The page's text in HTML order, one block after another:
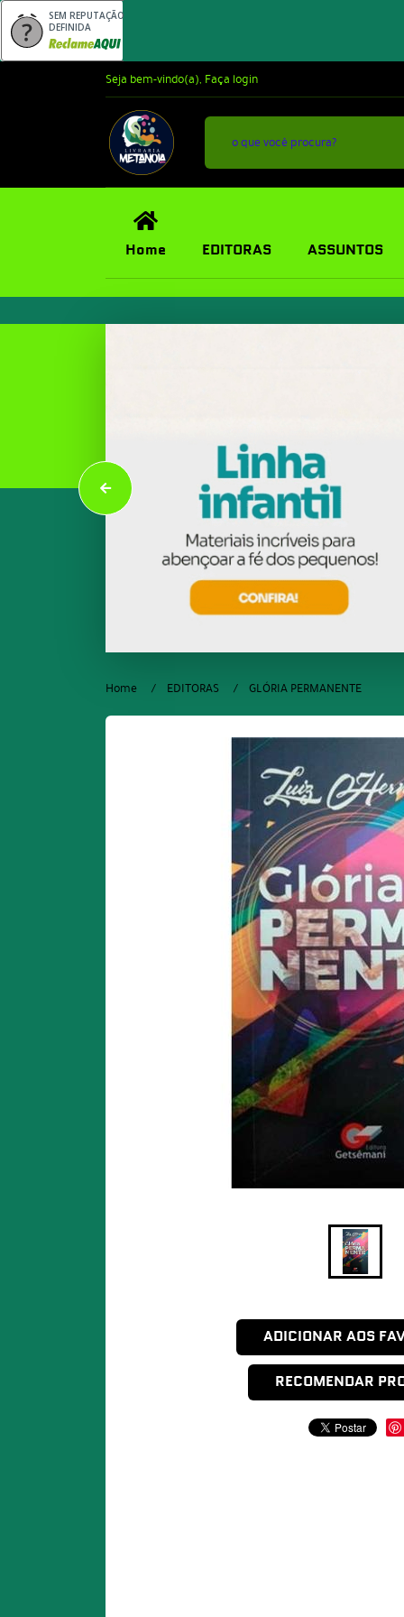
SEM REPUTAÇÃO
DEFINIDA
Seja bem-vindo(a), Faça login
Home EDITORAS ASSUNTOS
Home EDITORAS GLÓRIA PERMANENTE
ADICIONAR AOS
RECOMENDAR